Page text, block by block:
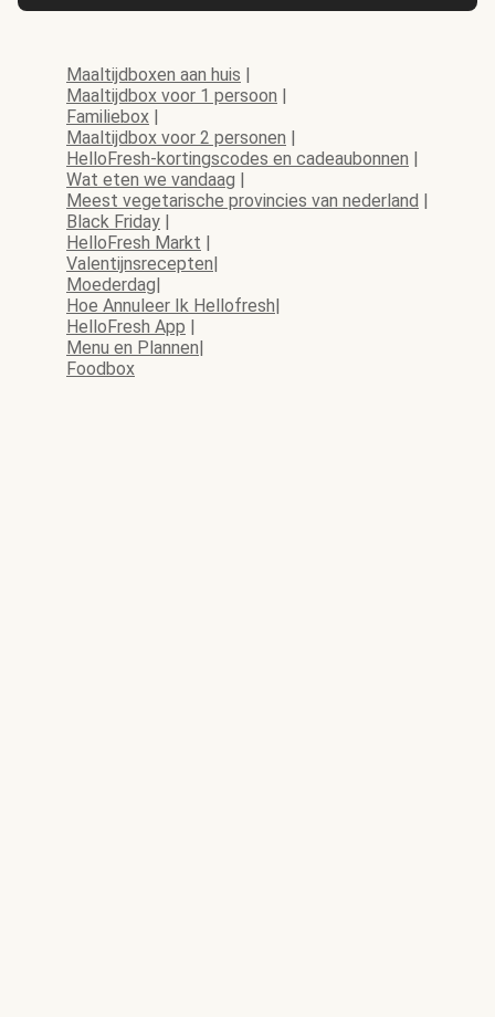
Maaltijdboxen aan huis |
Maaltijdbox voor 1 persoon |
Familiebox |
Maaltijdbox voor 2 personen |
HelloFresh-kortingscodes en cadeaubonnen |
Wat eten we vandaag |
Meest vegetarische provincies van nederland |
Black Friday |
HelloFresh Markt |
Valentijnsrecepten|
Moederdag|
Hoe Annuleer Ik Hellofresh|
HelloFresh App |
Menu en Plannen|
Foodbox